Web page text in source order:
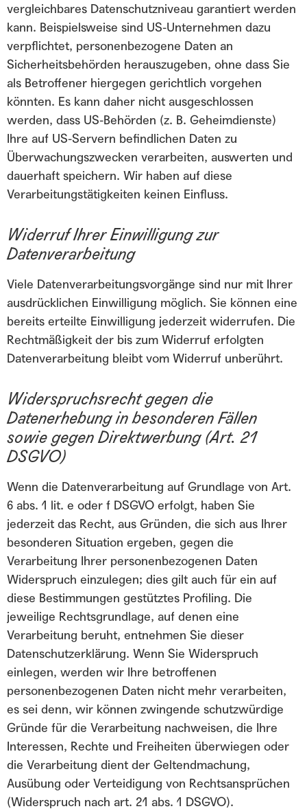
vergleichbares Datenschutzniveau garantiert werden
kann. Beispielsweise sind US-Unternehmen dazu
verpflichtet, personenbezogene Daten an
Sicherheitsbehörden herauszugeben, ohne dass Sie
als Betroffener hiergegen gerichtlich vorgehen
könnten. Es kann daher nicht ausgeschlossen
werden, dass US-Behörden (z. B. Geheimdienste)
Ihre auf US-Servern befindlichen Daten zu
Überwachungszwecken verarbeiten, auswerten und
dauerhaft speichern. Wir haben auf diese
Verarbeitungstätigkeiten keinen Einfluss.
Widerruf Ihrer Einwilligung zur
Datenverarbeitung
Viele Datenverarbeitungsvorgänge sind nur mit Ihrer
ausdrücklichen Einwilligung möglich. Sie können eine
bereits erteilte Einwilligung jederzeit widerrufen. Die
Rechtmäßigkeit der bis zum Widerruf erfolgten
Datenverarbeitung bleibt vom Widerruf unberührt.
Widerspruchsrecht gegen die
Datenerhebung in besonderen Fällen
sowie gegen Direktwerbung (Art. 21
DSGVO)
Wenn die Datenverarbeitung auf Grundlage von Art.
6 abs. 1 lit. e oder f DSGVO erfolgt, haben Sie
jederzeit das Recht, aus Gründen, die sich aus Ihrer
besonderen Situation ergeben, gegen die
Verarbeitung Ihrer personenbezogenen Daten
Widerspruch einzulegen; dies gilt auch für ein auf
diese Bestimmungen gestütztes Profiling. Die
jeweilige Rechtsgrundlage, auf denen eine
Verarbeitung beruht, entnehmen Sie dieser
Datenschutzerklärung. Wenn Sie Widerspruch
einlegen, werden wir Ihre betroffenen
personenbezogenen Daten nicht mehr verarbeiten,
es sei denn, wir können zwingende schutzwürdige
Gründe für die Verarbeitung nachweisen, die Ihre
Interessen, Rechte und Freiheiten überwiegen oder
die Verarbeitung dient der Geltendmachung,
Ausübung oder Verteidigung von Rechtsansprüchen
(Widerspruch nach art. 21 abs. 1 DSGVO).